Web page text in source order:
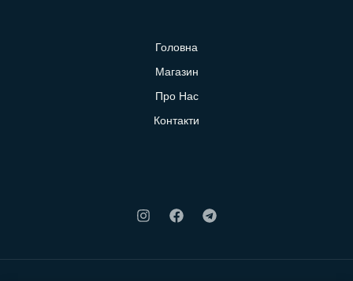
Головна
Магазин
Про Нас
Контакти